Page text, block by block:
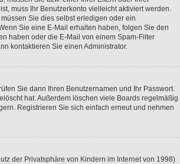
muss Ihr Benutzerkonto vielleicht aktiviert werden.
Sie dies selbst erledigen oder ein
Sie eine E-Mail erhalten haben, folgen Sie den
haben oder die E-Mail von einem Spam-Filter
kontaktieren Sie einen Administrator.
Sie dann Ihren Benutzernamen und Ihr Passwort.
hat. Außerdem löschen viele Boards regelmäßig
Registrieren Sie sich einfach erneut und nehmen
der Privatsphäre von Kindern im Internet von 1998)